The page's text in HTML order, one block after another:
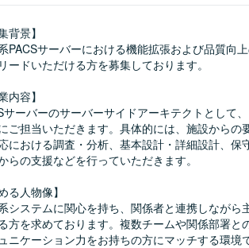
背景】
PACSサーバーにおける機能拡張および品質向
ードいただける方を募集しております。
内容】
サーバーのサーバーサイドアーキテクトとして
ご担当いただきます。具体的には、施設からの
における調査・分析、基本設計・詳細設計、保
らの支援などを行っていただきます。
る人物像】
システムに関心を持ち、関係者と連携しながら
方を求めております。複数チームや関係部署と
ニケーション力をお持ちの方にマッチする環境